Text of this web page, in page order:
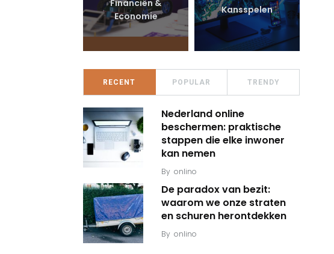
Financiën &
Economie
Kansspelen
RECENT POPULAR TRENDY
Nederland online
beschermen: praktische
stappen die elke inwoner
kan nemen
By onlino
De paradox van bezit:
waarom we onze straten
en schuren herontdekken
By onlino